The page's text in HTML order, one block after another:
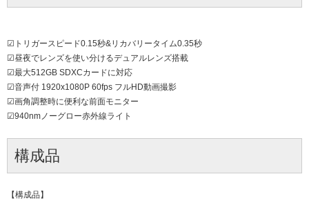
☑トリガースピード0.15秒&リカバリータイム0.35秒
☑昼夜でレンズを使い分けるデュアルレンズ搭載
☑最大512GB SDXCカードに対応
☑音声付 1920x1080P 60fps フルHD動画撮影
☑画角調整時に便利な前面モニター
☑940nmノーグロー赤外線ライト
構成品
【構成品】